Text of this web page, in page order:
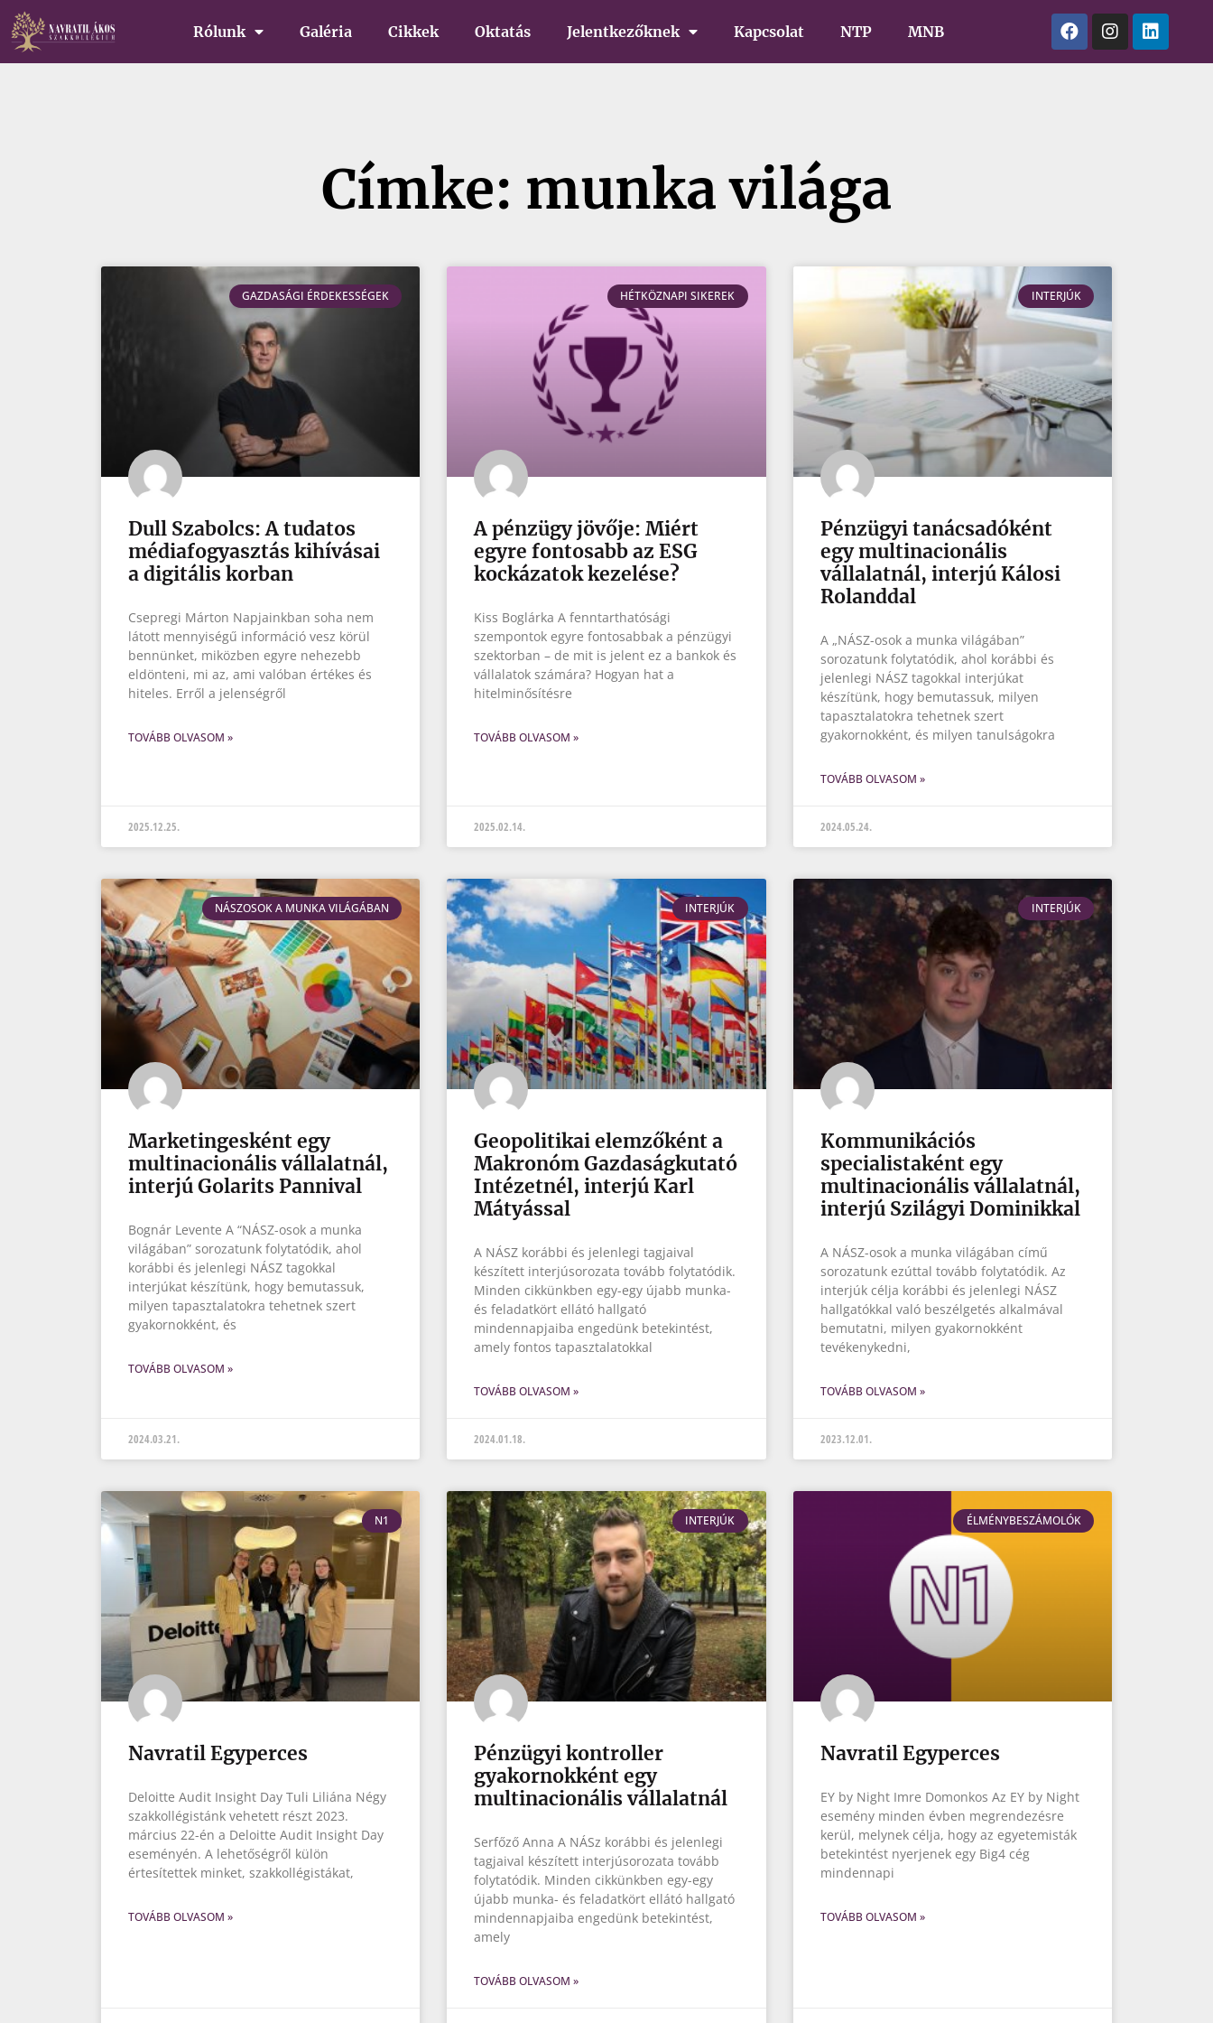
Rólunk Galéria Cikkek Oktatás Jelentkezőknek Kapcsolat NTP MNB
Címke: munka világa
GAZDASÁGI ÉRDEKESSÉGEK
Dull Szabolcs: A tudatos
médiafogyasztás kihívásai
a digitális korban
Csepregi Márton Napjainkban soha nem
látott mennyiségű információ vesz körül
bennünket, miközben egyre nehezebb
eldönteni, mi az, ami valóban értékes és
hiteles. Erről a jelenségről
TOVÁBB OLVASOM »
2025.12.25.
HÉTKÖZNAPI SIKEREK
A pénzügy jövője: Miért
egyre fontosabb az ESG
kockázatok kezelése?
Kiss Boglárka A fenntarthatósági
szempontok egyre fontosabbak a pénzügyi
szektorban – de mit is jelent ez a bankok és
vállalatok számára? Hogyan hat a
hitelminősítésre
TOVÁBB OLVASOM »
2025.02.14.
INTERJÚK
Pénzügyi tanácsadóként
egy multinacionális
vállalatnál, interjú Kálosi
Rolanddal
A „NÁSZ-osok a munka világában”
sorozatunk folytatódik, ahol korábbi és
jelenlegi NÁSZ tagokkal interjúkat
készítünk, hogy bemutassuk, milyen
tapasztalatokra tehetnek szert
gyakornokként, és milyen tanulságokra
TOVÁBB OLVASOM »
2024.05.24.
NÁSZOSOK A MUNKA VILÁGÁBAN
Marketingesként egy
multinacionális vállalatnál,
interjú Golarits Pannival
Bognár Levente A “NÁSZ-osok a munka
világában” sorozatunk folytatódik, ahol
korábbi és jelenlegi NÁSZ tagokkal
interjúkat készítünk, hogy bemutassuk,
milyen tapasztalatokra tehetnek szert
gyakornokként, és
TOVÁBB OLVASOM »
2024.03.21.
INTERJÚK
Geopolitikai elemzőként a
Makronóm Gazdaságkutató
Intézetnél, interjú Karl
Mátyással
A NÁSZ korábbi és jelenlegi tagjaival
készített interjúsorozata tovább folytatódik.
Minden cikkünkben egy-egy újabb munka-
és feladatkört ellátó hallgató
mindennapjaiba engedünk betekintést,
amely fontos tapasztalatokkal
TOVÁBB OLVASOM »
2024.01.18.
INTERJÚK
Kommunikációs
specialistaként egy
multinacionális vállalatnál,
interjú Szilágyi Dominikkal
A NÁSZ-osok a munka világában című
sorozatunk ezúttal tovább folytatódik. Az
interjúk célja korábbi és jelenlegi NÁSZ
hallgatókkal való beszélgetés alkalmával
bemutatni, milyen gyakornokként
tevékenykedni,
TOVÁBB OLVASOM »
2023.12.01.
N1
Navratil Egyperces
Deloitte Audit Insight Day Tuli Liliána Négy
szakkollégistánk vehetett részt 2023.
március 22-én a Deloitte Audit Insight Day
eseményén. A lehetőségről külön
értesítettek minket, szakkollégistákat,
TOVÁBB OLVASOM »
INTERJÚK
Pénzügyi kontroller
gyakornokként egy
multinacionális vállalatnál
Serfőző Anna A NÁSz korábbi és jelenlegi
tagjaival készített interjúsorozata tovább
folytatódik. Minden cikkünkben egy-egy
újabb munka- és feladatkört ellátó hallgató
mindennapjaiba engedünk betekintést,
amely
TOVÁBB OLVASOM »
ÉLMÉNYBESZÁMOLÓK
Navratil Egyperces
EY by Night Imre Domonkos Az EY by Night
esemény minden évben megrendezésre
kerül, melynek célja, hogy az egyetemisták
betekintést nyerjenek egy Big4 cég
mindennapi
TOVÁBB OLVASOM »